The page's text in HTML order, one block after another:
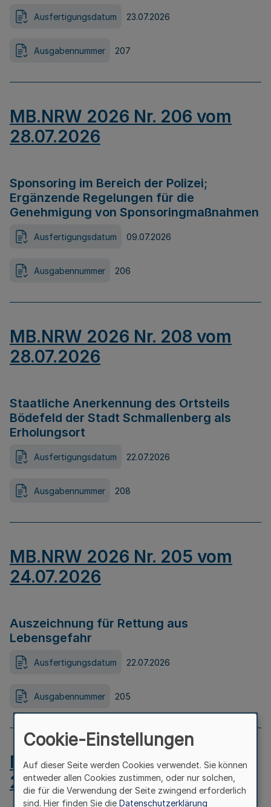
Ausfertigungsdatum 23.07.2026
Ausgabennummer 207
MB.NRW 2026 Nr. 206 vom
28.07.2026
Sponsoring im Bereich der Polizei;
Ergänzende Regelungen für die
Genehmigung von Sponsoringmaßnahmen
Ausfertigungsdatum 09.07.2026
Ausgabennummer 206
MB.NRW 2026 Nr. 208 vom
28.07.2026
Staatliche Anerkennung des Ortsteils
Bödefeld der Stadt Schmallenberg als
Erholungsort
Ausfertigungsdatum 22.07.2026
Ausgabennummer 208
MB.NRW 2026 Nr. 205 vom
24.07.2026
Auszeichnung für Rettung aus
Lebensgefahr
Ausfertigungsdatum 22.07.2026
Ausgabennummer 205
MB.NRW 2026 Nr. 204 vom
24.07.2026
Cookie-Einstellungen
Auf dieser Seite werden Cookies verwendet. Sie können
entweder allen Cookies zustimmen, oder nur solchen,
die für die Verwendung der Seite zwingend erforderlich
sind. Hier finden Sie die Datenschutzerklärung